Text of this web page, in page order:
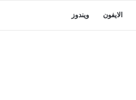
الايفون ويندوز